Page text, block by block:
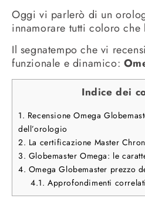
Oggi vi parlerò di un
innamorare tutti coloro che
Il segnatempo che vi
funzionale e dinamico:
Indice dei
1. Recensione Omega
dell’orologio
2. La certificazione Master
3. Globemaster Omega: le
4. Omega Globemaster prezzo
4.1. Approfondimenti correlati